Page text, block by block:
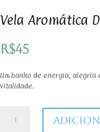
Vela Aromática
R$45
Um banho de energia, alegria
vitalidade.
Aromática